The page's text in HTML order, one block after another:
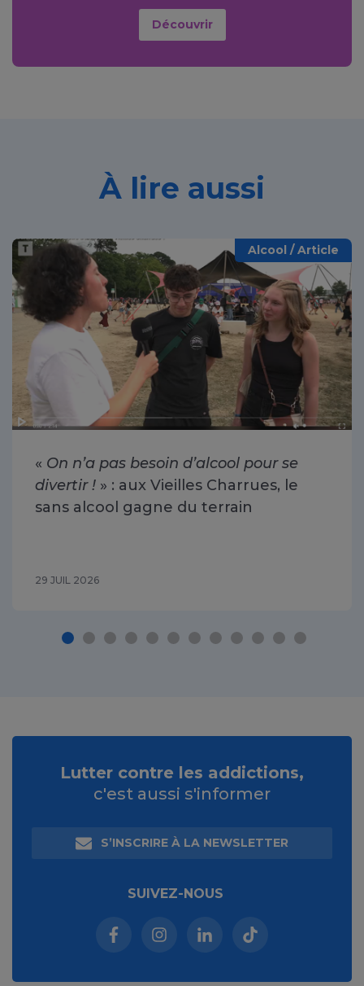
Découvrir
À lire aussi
Alcool / Article
« On n’a pas besoin d’alcool pour se
divertir ! » : aux Vieilles Charrues, le
sans alcool gagne du terrain
29 JUIL 2026
Lutter contre les addictions,
c'est aussi s'informer
S’INSCRIRE À LA NEWSLETTER
SUIVEZ-NOUS
Facebook (nouvelle fenêtre)
Instagram (nouvelle fenêtre)
Linkedin (nouvelle
Tiktok (nouvelle